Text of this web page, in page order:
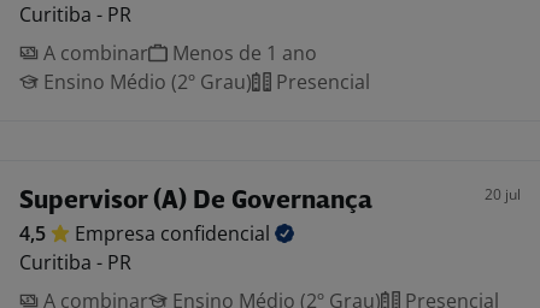
Curitiba - PR
A combinar
Menos de 1 ano
Ensino Médio (2º Grau)
Presencial
Supervisor (A) De Governança 20 jul
4,5 Empresa confidencial
Curitiba - PR
A combinar
Ensino Médio (2º Grau) Presencial